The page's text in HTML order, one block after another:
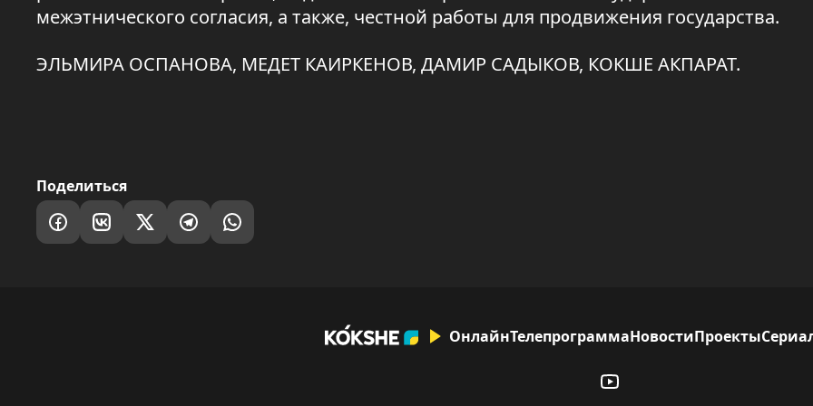
межэтнического согласия, а также, честной работы для продвижения государства.
ЭЛЬМИРА ОСПАНОВА, МЕДЕТ КАИРКЕНОВ, ДАМИР САДЫКОВ, КОКШЕ АКПАРАТ.
Поделиться
ОнлайнТелепрограммаНовостиПроекты